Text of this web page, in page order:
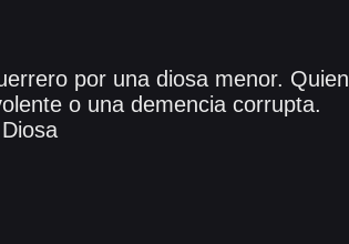
por una diosa menor. Quien
o una demencia corrupta.